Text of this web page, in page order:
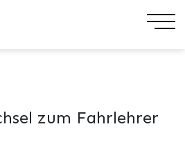
zum Fahrlehrer